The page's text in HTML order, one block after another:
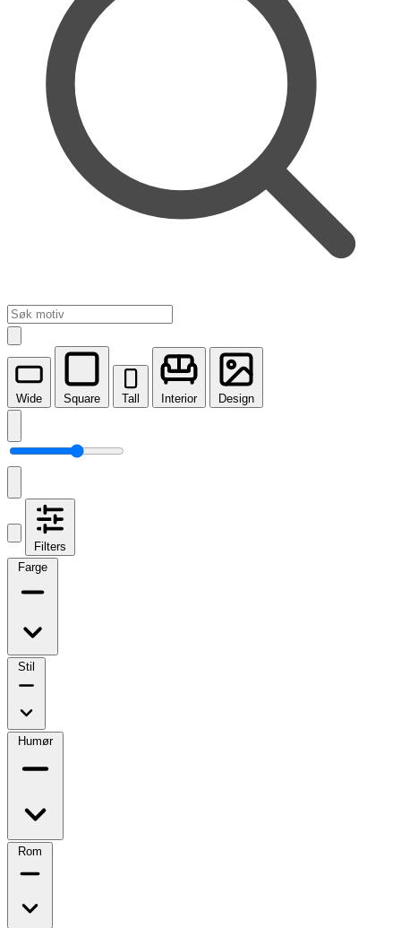
Wide Square Tall Interior Design
Filters
Farge
Stil
Humør
Rom